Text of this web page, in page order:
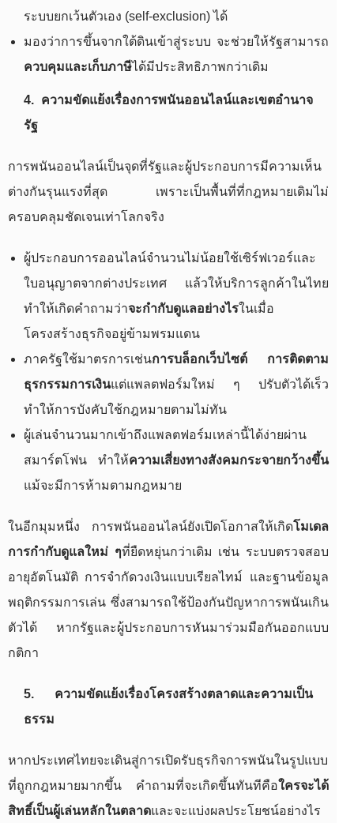
ระบบยกเว้นตัวเอง (self-exclusion) ได้
มองว่าการขึ้นจากใต้ดินเข้าสู่ระบบ จะช่วยให้รัฐสามารถ
ควบคุมและเก็บภาษีได้มีประสิทธิภาพกว่าเดิม
4. ความขัดแย้งเรื่องการพนันออนไลน์และเขตอำนาจ
รัฐ
การพนันออนไลน์เป็นจุดที่รัฐและผู้ประกอบการมีความเห็น
ต่างกันรุนแรงที่สุด เพราะเป็นพื้นที่ที่กฎหมายเดิมไม่
ครอบคลุมชัดเจนเท่าโลกจริง
ผู้ประกอบการออนไลน์จำนวนไม่น้อยใช้เซิร์ฟเวอร์และ
ใบอนุญาตจากต่างประเทศ แล้วให้บริการลูกค้าในไทย
ทำให้เกิดคำถามว่าจะกำกับดูแลอย่างไรในเมื่อ
โครงสร้างธุรกิจอยู่ข้ามพรมแดน
ภาครัฐใช้มาตรการเช่นการบล็อกเว็บไซต์ การติดตาม
ธุรกรรมการเงินแต่แพลตฟอร์มใหม่ ๆ ปรับตัวได้เร็ว
ทำให้การบังคับใช้กฎหมายตามไม่ทัน
ผู้เล่นจำนวนมากเข้าถึงแพลตฟอร์มเหล่านี้ได้ง่ายผ่าน
สมาร์ตโฟน ทำให้ความเสี่ยงทางสังคมกระจายกว้างขึ้น
แม้จะมีการห้ามตามกฎหมาย
ในอีกมุมหนึ่ง การพนันออนไลน์ยังเปิดโอกาสให้เกิดโมเดล
การกำกับดูแลใหม่ ๆที่ยืดหยุ่นกว่าเดิม เช่น ระบบตรวจสอบ
อายุอัตโนมัติ การจำกัดวงเงินแบบเรียลไทม์ และฐานข้อมูล
พฤติกรรมการเล่น ซึ่งสามารถใช้ป้องกันปัญหาการพนันเกิน
ตัวได้ หากรัฐและผู้ประกอบการหันมาร่วมมือกันออกแบบ
กติกา
5. ความขัดแย้งเรื่องโครงสร้างตลาดและความเป็น
ธรรม
หากประเทศไทยจะเดินสู่การเปิดรับธุรกิจการพนันในรูปแบบ
ที่ถูกกฎหมายมากขึ้น คำถามที่จะเกิดขึ้นทันทีคือใครจะได้
สิทธิ์เป็นผู้เล่นหลักในตลาดและจะแบ่งผลประโยชน์อย่างไร